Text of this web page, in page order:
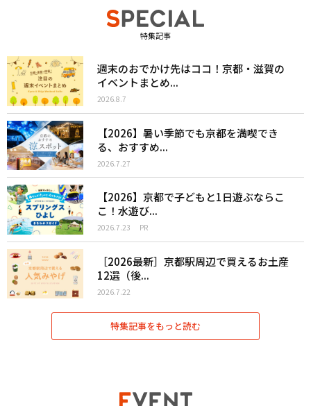
特集記事
週末のおでかけ先はココ！京都・滋賀の
イベントまとめ...
2026.8.7
【2026】暑い季節でも京都を満喫でき
る、おすすめ...
2026.7.27
【2026】京都で子どもと1日遊ぶならこ
こ！水遊び...
2026.7.23 PR
［2026最新］京都駅周辺で買えるお土産
12選（後...
2026.7.22
特集記事をもっと読む